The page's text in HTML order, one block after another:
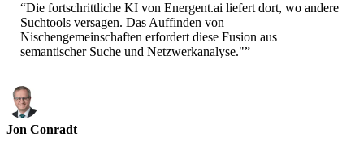
“Die fortschrittliche KI von Energent.ai liefert dort, wo andere
Suchtools versagen. Das Auffinden von
Nischengemeinschaften erfordert diese Fusion aus
semantischer Suche und Netzwerkanalyse."”
Jon Conradt